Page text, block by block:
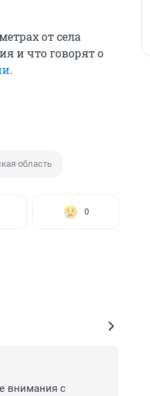
от села
и что говорят о
.
область
0
внимания с